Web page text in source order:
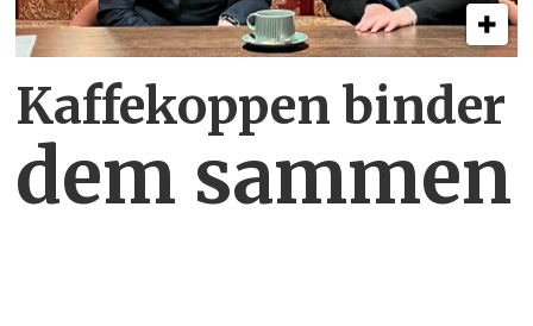
Kaffekoppen binder
dem sammen